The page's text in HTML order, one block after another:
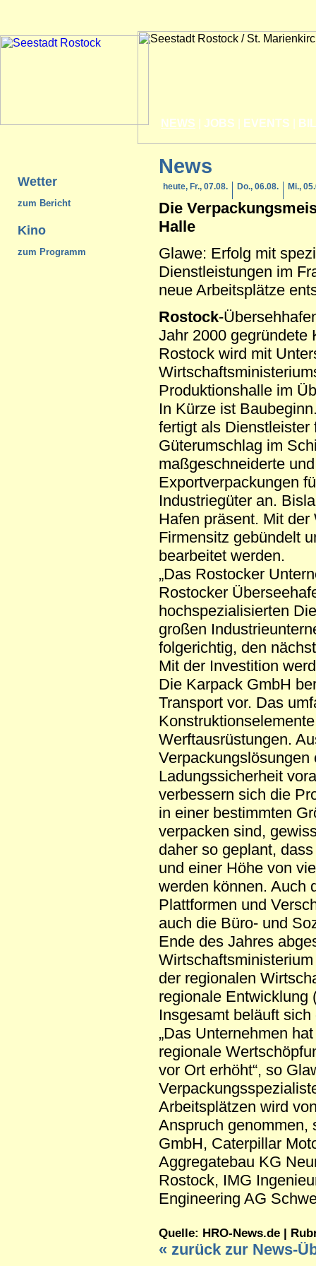
NEWS JOBS EVENTS
Wetter
zum Bericht
Kino
zum Programm
News
heute, Fr., 07.08. Do., 06.08. Mi.,
Die
Halle
Glawe: Erfolg mit
Dienstleistungen im
neue Arbeitsplätze
Rostock-
Jahr 2000 gegründete
Rostock wird mit
Produktionshalle im
In Kürze ist
fertigt als Dienstleister
Güterumschlag im
maßgeschneiderte
Exportverpackungen
Industriegüter an.
Hafen präsent. Mit
Firmensitz gebündelt
bearbeitet werden.
„Das Rostocker
Rostocker
hochspezialisierten
großen
folgerichtig, den
Mit der Investition
Die Karpack GmbH
Transport vor. Das
Werftausrüstungen.
Ladungssicherheit
verbessern sich die
in einer bestimmten
verpacken sind,
daher so geplant,
und einer Höhe von
werden können. Auch
Plattformen und
auch die Büro- und
Ende des Jahres
der regionalen
regionale Entwicklung
Insgesamt beläuft
„Das Unternehmen
regionale
vor Ort erhöht“, so
Arbeitsplätzen wird
Anspruch genommen,
GmbH, Caterpillar
Aggregatebau KG
Rostock, IMG
Engineering AG
Quelle: HRO-News.de |
« zurück zur News-